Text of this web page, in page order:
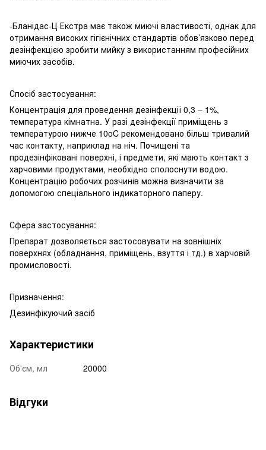
-Бланідас-Ц Екстра має також миючі властивості, однак для
отримання високих гігієнічних стандартів обов’язково перед
дезінфекцією зробити мийку з використанням професійних
миючих засобів.
Спосіб застосування:
Концентрація для проведення дезінфекції 0,3 – 1%,
температура кімнатна. У разі дезінфекції приміщень з
температурою нижче 10oC рекомендовано більш тривалий
час контакту, наприклад на ніч. Почищені та
продезінфіковані поверхні, і предмети, які мають контакт з
харчовими продуктами, необхідно сполоснути водою.
Концентрацію робочих розчинів можна визначити за
допомогою спеціального індикаторного паперу.
Сфера застосування:
Препарат дозволяється застосовувати на зовнішніх
поверхнях (обладнання, приміщень, взуття і тд.) в харчовій
промисловості.
Призначення:
Дезинфікуючий засіб
Характеристики
Об'єм, мл 20000
Відгуки